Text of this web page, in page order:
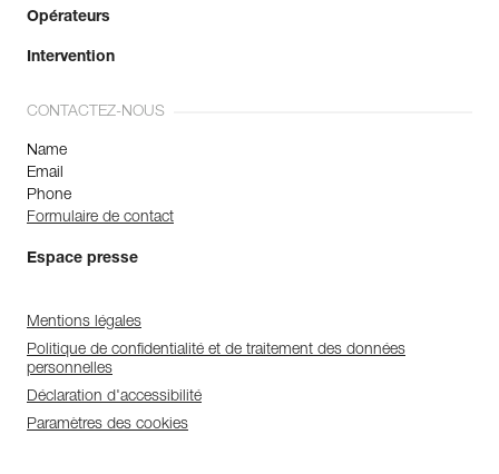
Opérateurs
Intervention
CONTACTEZ-NOUS
Name
Email
Phone
Formulaire de contact
Espace presse
Mentions légales
Politique de confidentialité et de traitement des données
personnelles
Déclaration d'accessibilité
Paramètres des cookies